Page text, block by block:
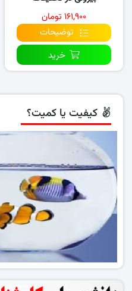
۱۶۱,۹۰۰ تومان
توضیحات
خرید
کیفیت یا کمیت؟